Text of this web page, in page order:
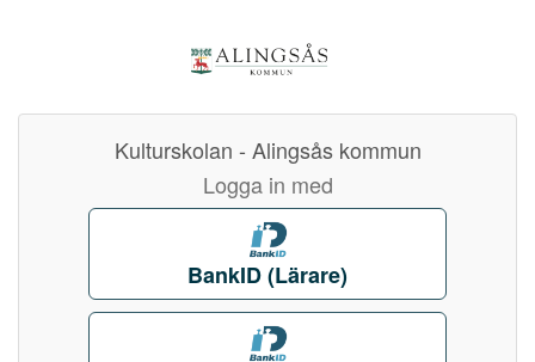
Kulturskolan - Alingsås kommun
Logga in med
BankID (Lärare)